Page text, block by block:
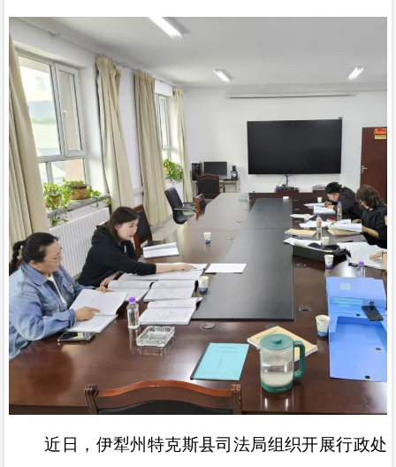
近日，伊犁州 特克斯县司法局组织开展行政处